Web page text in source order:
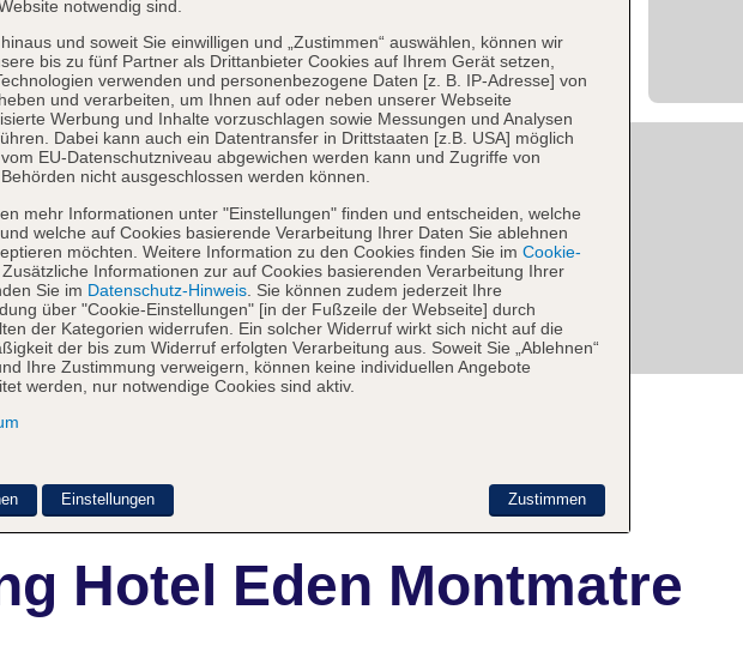
Hotel Eden Montmatre
notwendig sind.
und soweit Sie einwilligen und „Zustimmen“ auswählen, können wir
bis zu fünf Partner als Drittanbieter Cookies auf Ihrem Gerät setzen,
verwenden und personenbezogene Daten [z. B. IP-Adresse] von
und verarbeiten, um Ihnen auf oder neben unserer Webseite
Werbung und Inhalte vorzuschlagen sowie Messungen und Analysen
Dabei kann auch ein Datentransfer in Drittstaaten [z.B. USA] möglich
EU-Datenschutzniveau abgewichen werden kann und Zugriffe von
nicht ausgeschlossen werden können.
mehr Informationen unter "Einstellungen" finden und entscheiden, welche
welche auf Cookies basierende Verarbeitung Ihrer Daten Sie ablehnen
möchten. Weitere Information zu den Cookies finden Sie im Cookie-
. Zusätzliche Informationen zur auf Cookies basierenden Verarbeitung Ihrer
Sie im Datenschutz-Hinweis . Sie können zudem jederzeit Ihre
über "Cookie-Einstellungen" [in der Fußzeile der Webseite] durch
der Kategorien widerrufen. Ein solcher Widerruf wirkt sich nicht auf die
der bis zum Widerruf erfolgten Verarbeitung aus. Soweit Sie „Ablehnen“
Ihre Zustimmung verweigern, können keine individuellen Angebote
werden, nur notwendige Cookies sind aktiv.
Zustimmen
Einstellungen